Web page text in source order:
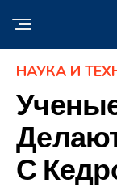
НАУКА И
С